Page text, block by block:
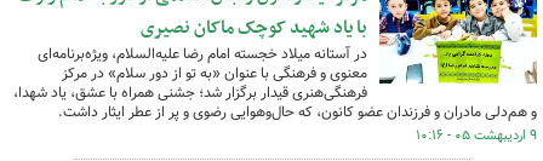
با یاد شهید کوچک ماکان نصیری
در آستانه میلاد خجسته امام رضا علیه‌السلام، ویژه‌برنامه‌ای
معنوی و فرهنگی با عنوان «به تو از دور سلام» در مرکز
فرهنگی‌هنری قیدار برگزار شد؛ جشنی همراه با عشق، یاد شهدا،
و هم‌دلی مادران و فرزندان عضو کانون، که حال‌وهوایی رضوی و پر از عطر ایثار داشت.
۹ اردیبهشت ۰۵ - ۱۰:۱۶